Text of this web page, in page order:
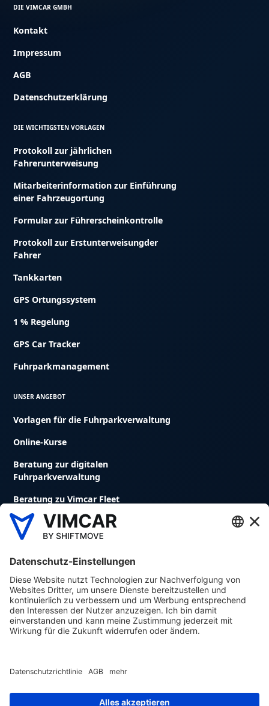
DIE VIMCAR GMBH
Kontakt
Impressum
AGB
Datenschutzerklärung
DIE WICHTIGSTEN VORLAGEN
Protokoll zur jährlichen
Fahrerunterweisung
Mitarbeiterinformation zur Einführung
einer Fahrzeugortung
Formular zur Führerscheinkontrolle
Protokoll zur Erstunterweisungder
Fahrer
Tankkarten
GPS Ortungssystem
1 % Regelung
GPS Car Tracker
Fuhrparkmanagement
UNSER ANGEBOT
Vorlagen für die Fuhrparkverwaltung
Online-Kurse
Beratung zur digitalen
Fuhrparkverwaltung
Beratung zu Vimcar Fleet
Fuhrparkmanagement Software
Digitales Fahrtenbuch
Avrios Flottenmanagement Software
Die auf dieser Website zur Verfügung gestellten Inhalte
übernimmt jedoch keine Gewähr für Vollständigkeit,
leistet die Vimcar GmbH keine Rechtsberatung.